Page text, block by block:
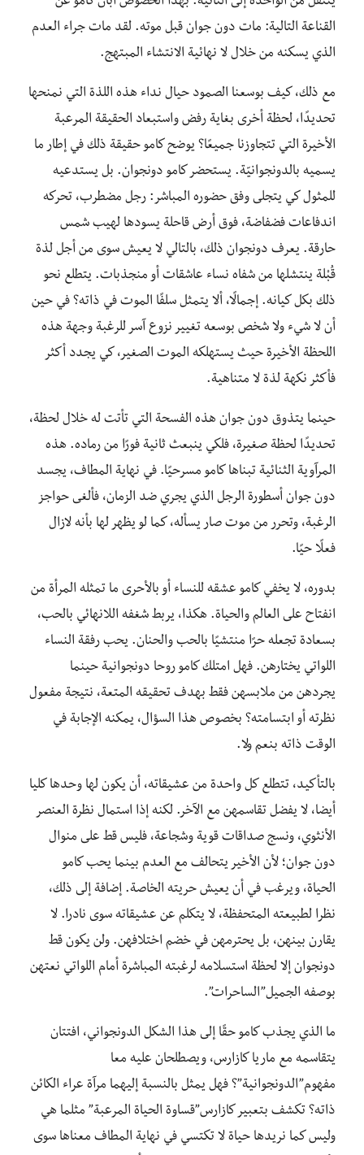
القناعة التالية: مات دون جوان قبل موته. لقد مات جراء العدم
الذي يسكنه من خلال لا نهائية الانتشاء المبتهج.
مع ذلك، كيف بوسعنا الصمود حيال نداء هذه اللذة التي نمنحها
تحديدًا، لحظة أخرى بغاية رفض واستبعاد الحقيقة المرعبة
الأخيرة التي تتجاوزنا جميعًا؟ يوضح كامو حقيقة ذلك في إطار ما
يسميه بالدونجوانيّة. يستحضر كامو دونجوان. بل يستدعيه
للمثول كي يتجلى وفق حضوره المباشر: رجل مضطرب، تحركه
اندفاعات فضفاضة، فوق أرض قاحلة يسودها لهيب شمس
حارقة. يعرف دونجوان ذلك، بالتالي لا يعيش سوى من أجل لذة
قُبْلة ينتشلها من شفاه نساء عاشقات أو منجذبات. يتطلع نحو
ذلك بكل كيانه. إجمالًا، ألا يتمثل سلفًا الموت في ذاته؟ في حين
أن لا شيء ولا شخص بوسعه تغيير نزوع آسر للرغبة وجهة هذه
اللحظة الأخيرة حيث يستهلكه الموت الصغير، كي يجدد أكثر
فأكثر نكهة لذة لا متناهية.
حينما يتذوق دون جوان هذه الفسحة التي تأتت له خلال لحظة،
تحديدًا لحظة صغيرة، فلكي ينبعث ثانية فورًا من رماده. هذه
المرآوية الثنائية تبناها كامو مسرحيًا. في نهاية المطاف، يجسد
دون جوان أسطورة الرجل الذي يجري ضد الزمان، فألغى حواجز
الرغبة، وتحرر من موت صار يسأله، كما لو يظهر لها بأنه لازال
فعلًا حيًا.
بدوره، لا يخفي كامو عشقه للنساء أو بالأحرى ما تمثله المرأة من
انفتاح على العالم والحياة. هكذا، يربط شغفه اللانهائي بالحب،
بسعادة تجعله حرًا منتشيًا بالحب والحنان. يحب رفقة النساء
اللواتي يختارهن. فهل امتلك كامو روحا دونجوانية حينما
يجردهن من ملابسهن فقط بهدف تحقيقه المتعة، نتيجة مفعول
نظرته أو ابتسامته؟ بخصوص هذا السؤال، يمكنه الإجابة في
الوقت ذاته بنعم ولا.
بالتأكيد، تتطلع كل واحدة من عشيقاته، أن يكون لها وحدها كليا
أيضا، لا يفضل تقاسمهن مع الآخر. لكنه إذا استمال نظرة العنصر
الأنثوي، ونسج صداقات قوية وشجاعة، فليس قط على منوال
دون جوان؛ لأن الأخير يتحالف مع العدم بينما يحب كامو
الحياة، ويرغب في أن يعيش حريته الخاصة. إضافة إلى ذلك،
نظرا لطبيعته المتحفظة، لا يتكلم عن عشيقاته سوى نادرا. لا
يقارن بينهن، بل يحترمهن في خضم اختلافهن. ولن يكون قط
دونجوان إلا لحظة استسلامه لرغبته المباشرة أمام اللواتي نعتهن
بوصفه الجميل”الساحرات”.
ما الذي يجذب كامو حقًا إلى هذا الشكل الدونجواني، افتتان
يتقاسمه مع ماريا كازارس، ويصطلحان عليه معا
مفهوم”الدونجوانية”؟ فهل يمثل بالنسبة إليهما مرآة عراء الكائن
ذاته؟ تكشف بتعبير كازارس”قساوة الحياة المرعبة” مثلما هي
وليس كما نريدها حياة لا تكتسي في نهاية المطاف معناها سوى